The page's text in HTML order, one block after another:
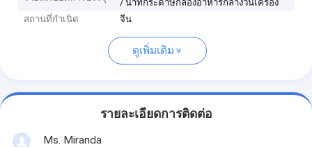
/ นาทีกระดาษกล่องอาหารกลางวันเครื่อง
สถานที่กำเนิด
จีน
ดูเพิ่มเติม
รายละเอียดการติดต่อ
Ms. Miranda